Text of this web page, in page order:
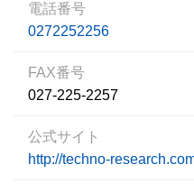
電話番号
0272252256
FAX番号
027-225-2257
公式サイト
http://techno-